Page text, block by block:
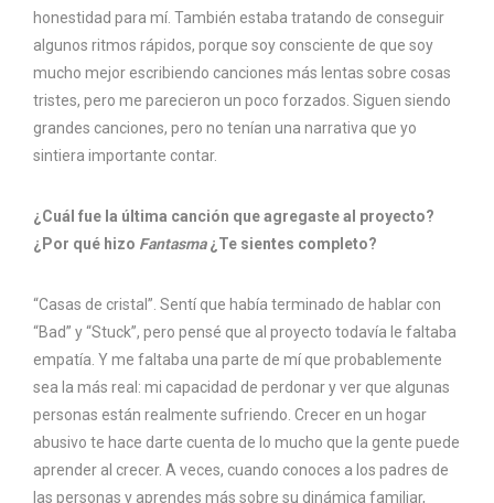
honestidad para mí. También estaba tratando de conseguir
algunos ritmos rápidos, porque soy consciente de que soy
mucho mejor escribiendo canciones más lentas sobre cosas
tristes, pero me parecieron un poco forzados. Siguen siendo
grandes canciones, pero no tenían una narrativa que yo
sintiera importante contar.
¿Cuál fue la última canción que agregaste al proyecto?
¿Por qué hizo Fantasma¿Te sientes completo?
“Casas de cristal”. Sentí que había terminado de hablar con
“Bad” y “Stuck”, pero pensé que al proyecto todavía le faltaba
empatía. Y me faltaba una parte de mí que probablemente
sea la más real: mi capacidad de perdonar y ver que algunas
personas están realmente sufriendo. Crecer en un hogar
abusivo te hace darte cuenta de lo mucho que la gente puede
aprender al crecer. A veces, cuando conoces a los padres de
las personas y aprendes más sobre su dinámica familiar,